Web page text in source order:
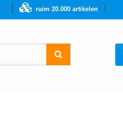
ruim 20.000 artikelen